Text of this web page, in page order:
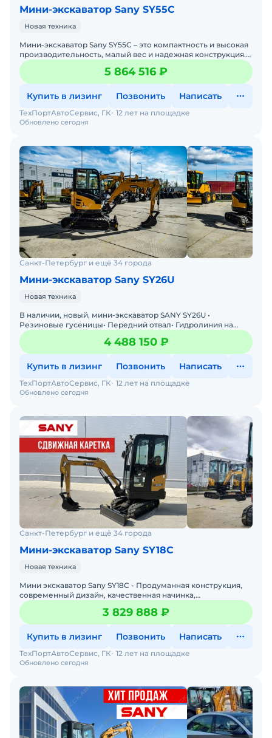
Мини-экскаватор Sany SY55C
Новая техника
Мини-экскаватор Sany SY55C – это компактность и высокая
производительность, малый вес и надежная конструкция.
Ему нет равных в ограниченных пространствах
5 864 516 ₽
Купить в лизинг Позвонить Написать
Обновлено сегодня
ТехПортАвтоСервис, ГК 12 лет на площадке
Санкт-Петербург и ещё 34 города
Мини-экскаватор Sany SY26U
Новая техника
В наличии, новый, мини-экскаватор SANY SY26U •
Резиновые гусеницы• Передний отвал• Гидролиния на
стреле для работы с навесным оборудованием•
4 488 150 ₽
Купить в лизинг Позвонить Написать
Обновлено сегодня
ТехПортАвтоСервис, ГК 12 лет на площадке
Санкт-Петербург и ещё 34 города
Мини-экскаватор Sany SY18C
Новая техника
Мини экскаватор Sany SY18C - Продуманная конструкция,
современный дизайн, качественная начинка,
эргономичное рабочее место – таковы преимущества
мини-экск
3 829 888 ₽
Купить в лизинг Позвонить Написать
Обновлено сегодня
ТехПортАвтоСервис, ГК 12 лет на площадке